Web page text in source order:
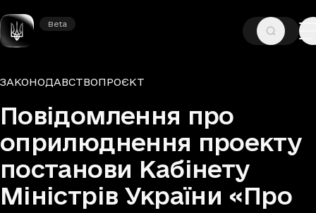
Beta
Beta
ГОЛОВНА—ДОКУМЕНТИ—
Група документів та тип
ЗАКОНОДАВСТВОПРОЄКТ
Повідомлення про
оприлюднення проекту
постанови Кабінету
Міністрів України «Про